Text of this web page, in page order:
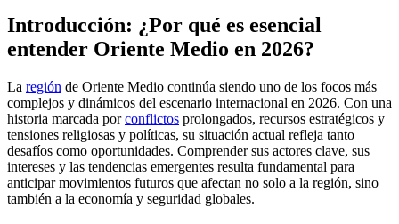
Introducción: ¿Por qué es esencial
entender Oriente Medio en 2026?
La región de Oriente Medio continúa siendo uno de los focos más
complejos y dinámicos del escenario internacional en 2026. Con una
historia marcada porconflictos prolongados, recursos estratégicos y
tensiones religiosas y políticas, su situación actual refleja tanto
desafíos como oportunidades. Comprender sus actores clave, sus
intereses y las tendencias emergentes resulta fundamental para
anticipar movimientos futuros que afectan no solo a la región, sino
también a la economía y seguridad globales.